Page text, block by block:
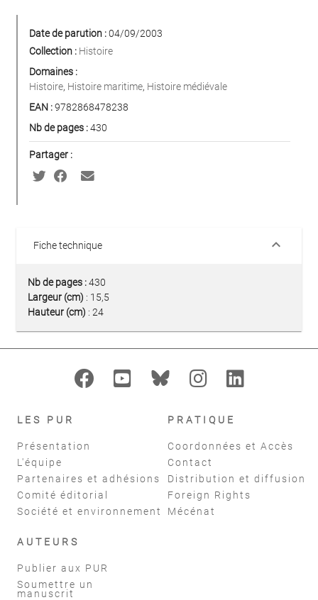
Date de parution :04/09/2003
Collection : Histoire
Domaines :
Histoire, Histoire maritime, Histoire médiévale
EAN :9782868478238
Nb de pages :430
Partager :
Fiche technique keyboard_arrow_down
Nb de pages :430
Largeur (cm) : 15,5
Hauteur (cm) : 24
LES PUR
Présentation
L'équipe
Partenaires et adhésions
Comité éditorial
Société et environnement
PRATIQUE
Coordonnées et Accès
Contact
Distribution et diffusion
Foreign Rights
Mécénat
AUTEURS
Publier aux PUR
Soumettre un
manuscrit